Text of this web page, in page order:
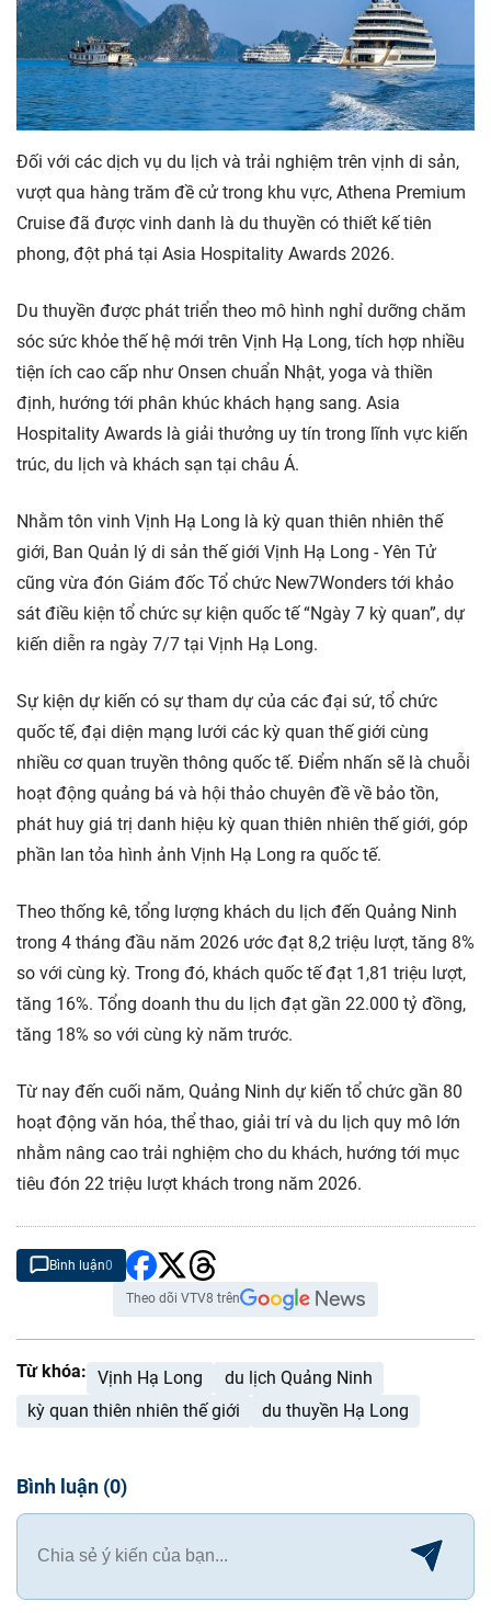
Đối với các dịch vụ du lịch và trải nghiệm trên vịnh di sản,
vượt qua hàng trăm đề cử trong khu vực, Athena Premium
Cruise đã được vinh danh là du thuyền có thiết kế tiên
phong, đột phá tại Asia Hospitality Awards 2026.
Du thuyền được phát triển theo mô hình nghỉ dưỡng chăm
sóc sức khỏe thế hệ mới trên Vịnh Hạ Long, tích hợp nhiều
tiện ích cao cấp như Onsen chuẩn Nhật, yoga và thiền
định, hướng tới phân khúc khách hạng sang. Asia
Hospitality Awards là giải thưởng uy tín trong lĩnh vực kiến
trúc, du lịch và khách sạn tại châu Á.
Nhằm tôn vinh Vịnh Hạ Long là kỳ quan thiên nhiên thế
giới, Ban Quản lý di sản thế giới Vịnh Hạ Long - Yên Tử
cũng vừa đón Giám đốc Tổ chức New7Wonders tới khảo
sát điều kiện tổ chức sự kiện quốc tế “Ngày 7 kỳ quan”, dự
kiến diễn ra ngày 7/7 tại Vịnh Hạ Long.
Sự kiện dự kiến có sự tham dự của các đại sứ, tổ chức
quốc tế, đại diện mạng lưới các kỳ quan thế giới cùng
nhiều cơ quan truyền thông quốc tế. Điểm nhấn sẽ là chuỗi
hoạt động quảng bá và hội thảo chuyên đề về bảo tồn,
phát huy giá trị danh hiệu kỳ quan thiên nhiên thế giới, góp
phần lan tỏa hình ảnh Vịnh Hạ Long ra quốc tế.
Theo thống kê, tổng lượng khách du lịch đến Quảng Ninh
trong 4 tháng đầu năm 2026 ước đạt 8,2 triệu lượt, tăng 8%
so với cùng kỳ. Trong đó, khách quốc tế đạt 1,81 triệu lượt,
tăng 16%. Tổng doanh thu du lịch đạt gần 22.000 tỷ đồng,
tăng 18% so với cùng kỳ năm trước.
Từ nay đến cuối năm, Quảng Ninh dự kiến tổ chức gần 80
hoạt động văn hóa, thể thao, giải trí và du lịch quy mô lớn
nhằm nâng cao trải nghiệm cho du khách, hướng tới mục
tiêu đón 22 triệu lượt khách trong năm 2026.
Bình luận0
Theo dõi VTV8 trên
Từ khóa: Vịnh Hạ Long
du lịch Quảng Ninh
kỳ quan thiên nhiên thế giới
du thuyền Hạ Long
Bình luận (0)